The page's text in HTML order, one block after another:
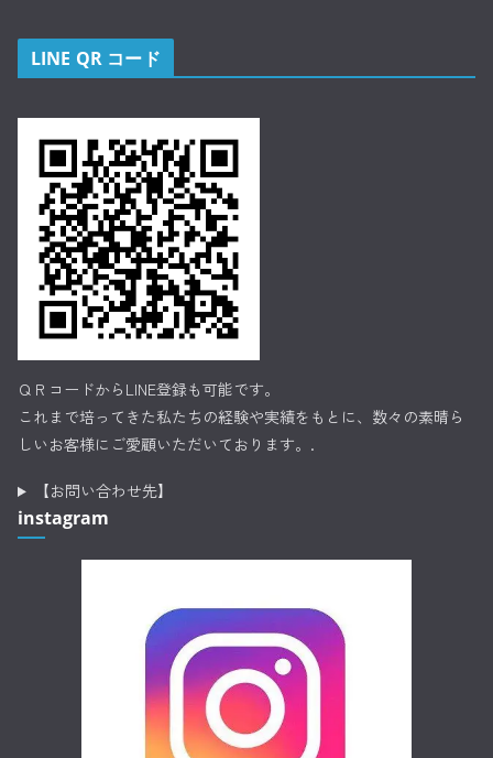
LINE QR コード
ＱＲコードからLINE登録も可能です。
これまで培ってきた私たちの経験や実績をもとに、数々の素晴ら
しいお客様にご愛顧いただいております。.
【お問い合わせ先】
instagram